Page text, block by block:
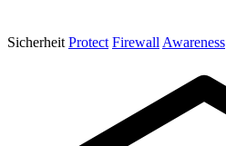
Sicherheit Protect Firewall Awareness